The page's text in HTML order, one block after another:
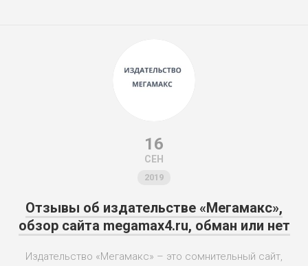
16
СЕН
2019
Отзывы об издательстве «Мегамакс»,
обзор сайта megamax4.ru, обман или нет
Издательство «Мегамакс» – это сомнительный сайт,